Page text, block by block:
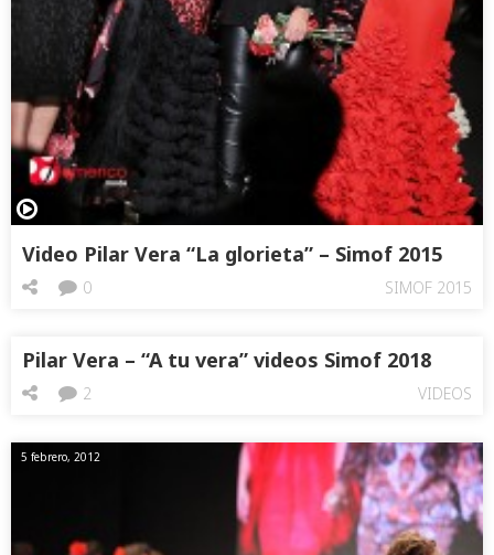
Video Pilar Vera “La glorieta” – Simof 2015
SIMOF 2015
0
Pilar Vera – “A tu vera” videos Simof 2018
VIDEOS
2
5 febrero, 2012